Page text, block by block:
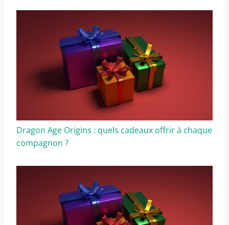
Dragon Age Origins : quels cadeaux offrir à chaque
compagnon ?